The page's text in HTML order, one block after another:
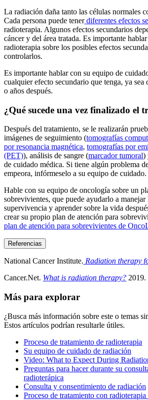
La radiación daña tanto las células normales
Cada persona puede tenerdiferentes efectos
radioterapia. Algunos efectos secundarios
cáncer y del área tratada. Es importante
radioterapia sobre los posibles efectos
controlarlos.
Es importante hablar con su equipo de
cualquier efecto secundario que tenga, ya sea
o años después.
¿Qué sucede una vez finalizado el
Después del tratamiento, se le realizarán
imágenes de seguimiento (tomografías
por resonancia magnética, tomografías por
(PET)), análisis de sangre (marcador tumoral)
de cuidado médica. Si tiene algún problema
empeora, infórmeselo a su equipo de cuidado.
Hable con su equipo de oncología sobre un
sobrevivientes, que puede ayudarlo a
supervivencia y aprender sobre la vida
crear su propio plan de atención para
plan de atención para sobrevivientes de
Referencias
National Cancer Institute. Radiation therapy
Cancer.Net. What is radiation therapy? 2019.
Más para explorar
¿Busca más información sobre este o temas
Estos artículos podrían resultarle útiles.
Proceso de tratamiento de radioterapia
Su equipo de cuidado de radiación
Video: What to Expect During
Preguntas para hacer durante su
radioterápica
Consulta y consentimiento de radiación
Proceso de tratamiento con radioterapia